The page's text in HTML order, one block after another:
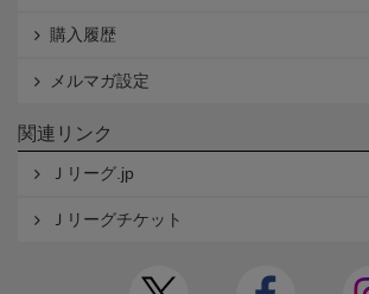
購入履歴
メルマガ設定
関連リンク
Ｊリーグ.jp
Ｊリーグチケット